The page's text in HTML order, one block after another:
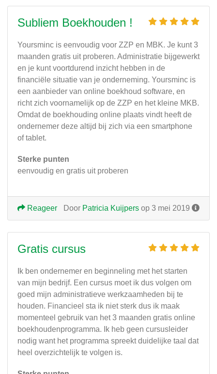
Subliem Boekhouden !
Yoursminc is eenvoudig voor ZZP en MBK. Je kunt 3
maanden gratis uit proberen. Administratie bijgewerkt
en je kunt voortdurend inzicht hebben in de
financiële situatie van je onderneming. Yoursminc is
een aanbieder van online boekhoud software, en
richt zich voornamelijk op de ZZP en het kleine MKB.
Omdat de boekhouding online plaats vindt heeft de
ondernemer deze altijd bij zich via een smartphone
of tablet.
Sterke punten
eenvoudig en gratis uit proberen
Door Patricia Kuijpers op 3 mei 2019
Reageer
Gratis cursus
Ik ben ondernemer en beginneling met het starten
van mijn bedrijf. Een cursus moet ik dus volgen om
goed mijn administratieve werkzaamheden bij te
houden. Financieel sta ik niet sterk dus ik maak
momenteel gebruik van het 3 maanden gratis online
boekhoudenprogramma. Ik heb geen cursusleider
nodig want het programma spreekt duidelijke taal dat
heel overzichtelijk te volgen is.